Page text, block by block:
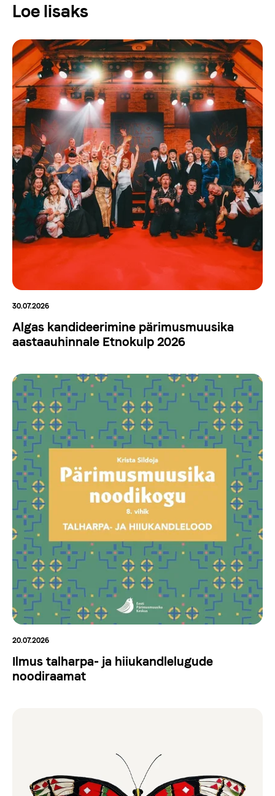
Loe lisaks
30.07.2026
Algas kandideerimine pärimusmuusika
aastaauhinnale Etnokulp 2026
20.07.2026
Ilmus talharpa- ja hiiukandlelugude
noodiraamat